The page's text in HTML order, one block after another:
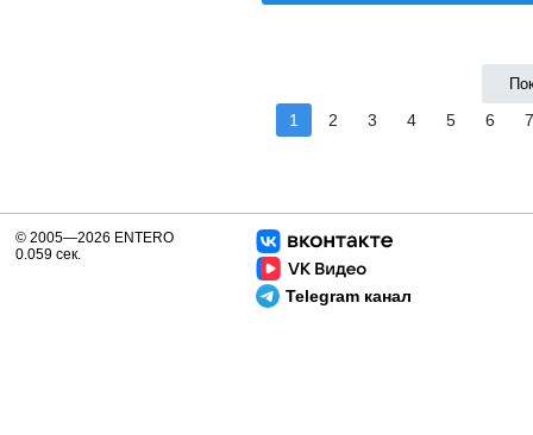
1 2 3 4 5 6 7
Telegram канал
© 2005—2026 ENTERO
0.059 сек.